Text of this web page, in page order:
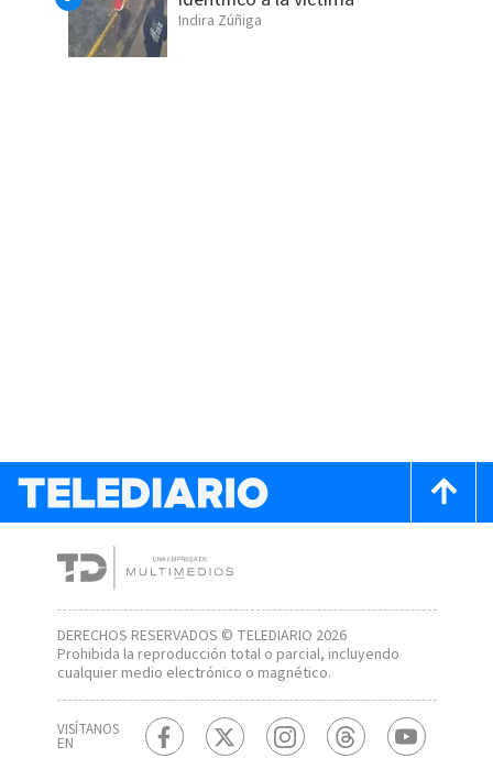
Indira Zúñiga
DERECHOS RESERVADOS © TELEDIARIO 2026
Prohibida la reproducción total o parcial, incluyendo
cualquier medio electrónico o magnético.
VISÍTANOS
EN